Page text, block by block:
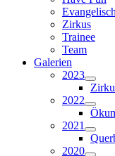
Zirkus
Trainee
Team
Galerien
2023
2022
2021
2020